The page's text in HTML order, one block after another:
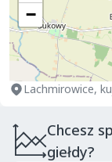
−
Lachmirowice,
Chcesz
giełdy?